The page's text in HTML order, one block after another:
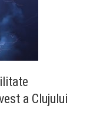
a Clujului